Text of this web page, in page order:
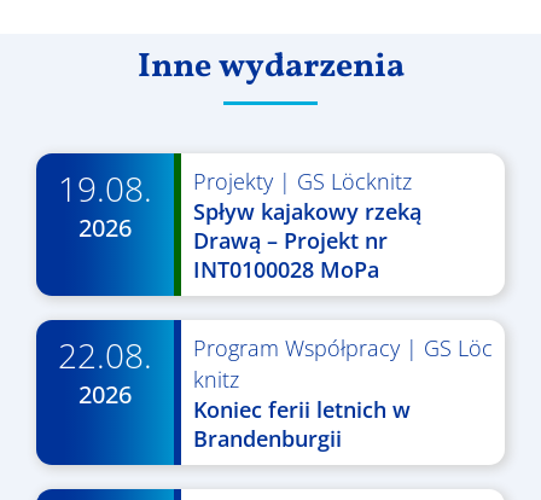
Inne wydarzenia
19.08.
2026
Projekty| GS Löcknitz
Spływ kajakowy rzeką
Drawą – Projekt nr
INT0100028 MoPa
22.08.
2026
Program Współpracy| GS Löc
knitz
Koniec ferii letnich w
Brandenburgii